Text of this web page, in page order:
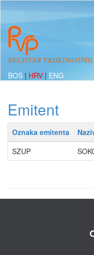
REGISTAR
BOS | HRV | ENG
Emitent
Oznaka emitenta
SZUP